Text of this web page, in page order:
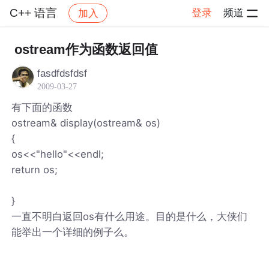
C++ 语言 加入 登录 频道
社区 C++ 语言 帖子详情
ostream作为函数返回值
fasdfdsfdsf
2009-03-27
有下面的函数
ostream& display(ostream& os)
{
os<<"hello"<<endl;
return os;
}
一直不明白返回os有什么用途。目的是什么，大侠们
能举出一个详细的例子么。